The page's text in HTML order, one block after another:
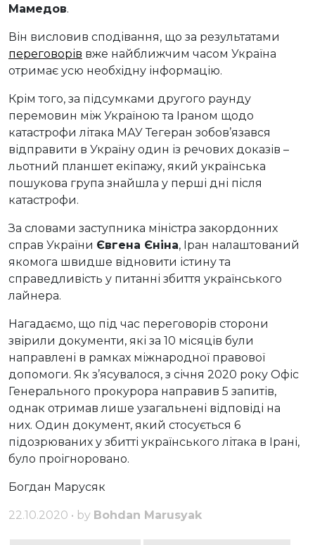
Мамедов.
Він висловив сподівання, що за результатами
переговорів вже найближчим часом Україна
отримає усю необхідну інформацію.
Крім того, за підсумками другого раунду
перемовин між Україною та Іраном щодо
катастрофи літака МАУ Тегеран зобов’язався
відправити в Україну один із речових доказів –
льотний планшет екіпажу, який українська
пошукова група знайшла у перші дні після
катастрофи.
За словами заступника міністра закордонних
справ України Євгена Єніна, Іран налаштований
якомога швидше відновити істину та
справедливість у питанні збиття українського
лайнера.
Нагадаємо, що під час переговорів сторони
звірили документи, які за 10 місяців були
направлені в рамках міжнародної правової
допомоги. Як з’ясувалося, з січня 2020 року Офіс
Генерального прокурора направив 5 запитів,
однак отримав лише узагальнені відповіді на
них. Один документ, який стосується 6
підозрюваних у збитті українського літака в Ірані,
було проігноровано.
Богдан Марусяк
22.10.2020 • by Bohdan Marusyak